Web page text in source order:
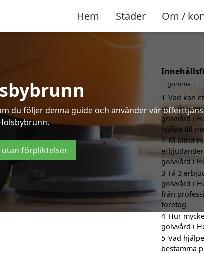
Hem Städer Om /
du följer denna guide och använder vår
utan förpliktelser
gömma
1 Vad kan
som är
golvvård i
hjälpa till
2 Få alltid
golvvård i
3 Få 3
golvvård i
från
företag
4 Hur
golvvård i
5 Vad
bestämma